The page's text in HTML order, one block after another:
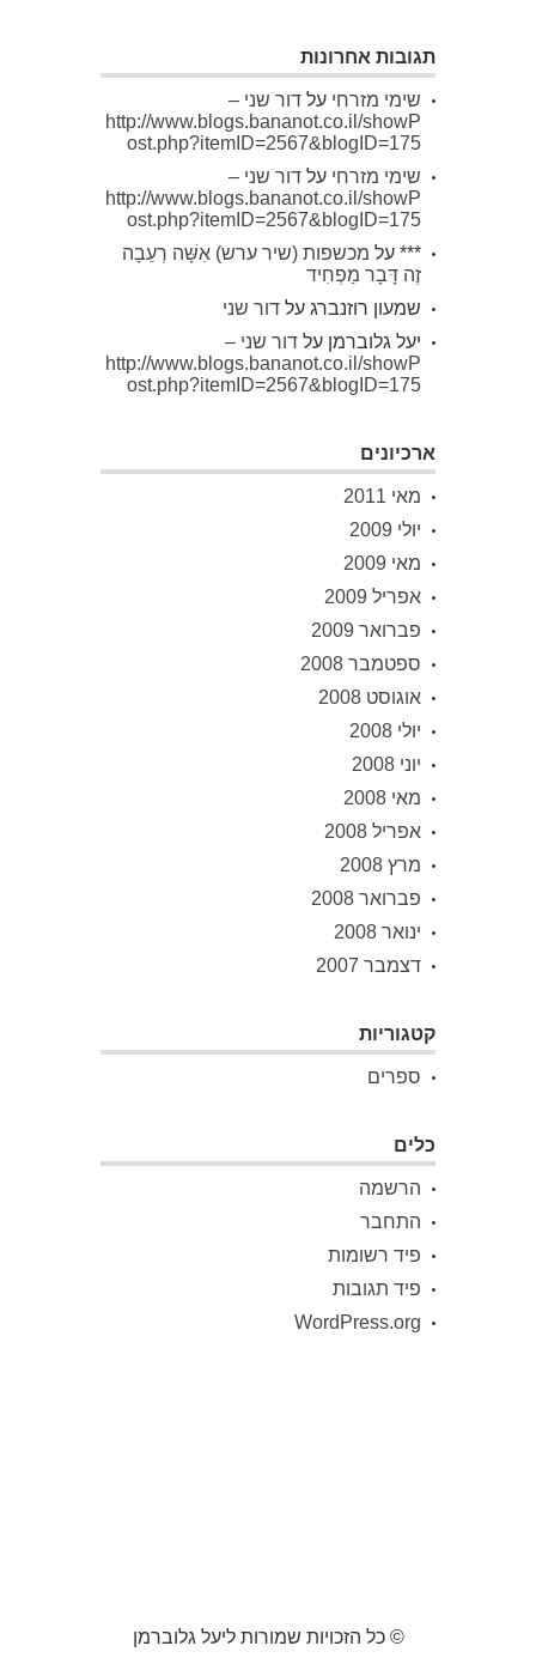
תגובות אחרונות
שימי מזרחי על דור שני –
http://www.blogs.bananot.co.il/showP
ost.php?itemID=2567&blogID=175
שימי מזרחי על דור שני –
http://www.blogs.bananot.co.il/showP
ost.php?itemID=2567&blogID=175
*** על מכשפות (שיר ערש) אִשָּׁה רְעֵבָה
זֶה דָּבָר מַפְחִיד
שמעון רוזנברג על דור שני
יעל גלוברמן על דור שני –
http://www.blogs.bananot.co.il/showP
ost.php?itemID=2567&blogID=175
ארכיונים
מאי 2011
יולי 2009
מאי 2009
אפריל 2009
פברואר 2009
ספטמבר 2008
אוגוסט 2008
יולי 2008
יוני 2008
מאי 2008
אפריל 2008
מרץ 2008
פברואר 2008
ינואר 2008
דצמבר 2007
קטגוריות
ספרים
כלים
הרשמה
התחבר
פיד רשומות
פיד תגובות
WordPress.org
© כל הזכויות שמורות ליעל גלוברמן